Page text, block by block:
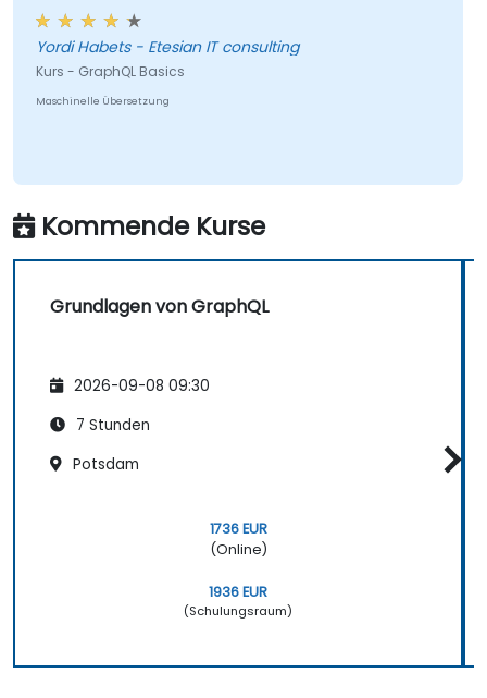
Yordi Habets - Etesian IT consulting
Kurs - GraphQL Basics
Maschinelle Übersetzung
Kommende Kurse
Grundlagen von GraphQL
2026-09-08 09:30
7 Stunden
Potsdam
1736 EUR
(Online)
1936 EUR
(Schulungsraum)